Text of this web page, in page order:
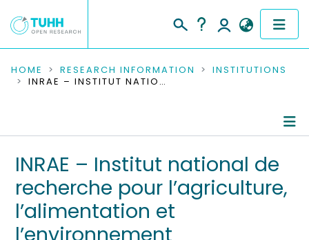
COMMUNITIES & COLLECTIONS
RESEARCH DATA
PEOPLE
INSTITUTIONS
PROJECTS
HOME RESEARCH INFORMATION
INSTITUTIONS
INRAE – INSTITUT NATIONAL DE RECHERCHE POUR L’AGRICULTURE, L’ALIMENTATION ET L’ENVIRONNEMENT
Ongoing Projects
INRAE – Institut national de
recherche pour l’agriculture,
l’alimentation et
l’environnement